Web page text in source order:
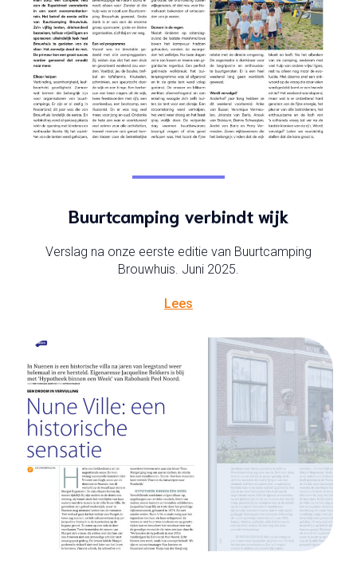
Buurtcamping verbindt wijk
Verslag na onze eerste editie van Buurtcamping
Brouwhuis. Juni 2025.
Lees